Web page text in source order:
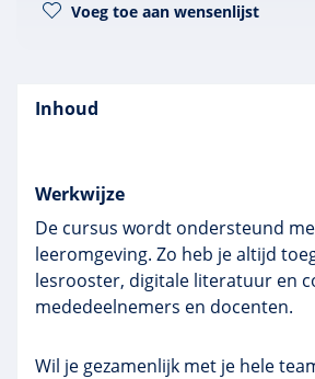
Voeg toe aan wensenlijst
Inhoud
Werkwijze
De cursus wordt ondersteund
leeromgeving. Zo heb je altijd
lesrooster, digitale literatuur en
mededeelnemers en docenten.
Wil je gezamenlijk met je hele